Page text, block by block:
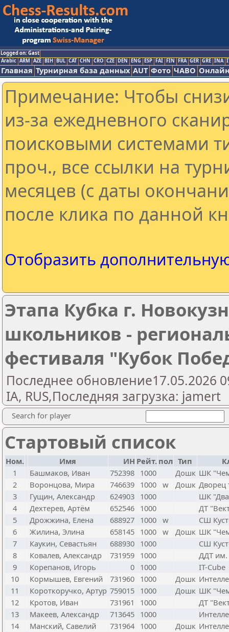
Logged on: Gast
Arabic ARM AZE BIH BUL CAT CHN CRO CZE DEN ENG ESP FAI FIN FRA GER GRE INA
Главная Турнирная база данных AUT Фото ЧАВО
Примечание: Чтобы
из-за ежедневного
поисковыми системами
проч., все ссылки на
месяцев (с даты
после клика по данной
Отобразить
Этапа Кубка г.
школьников -
фестиваля "Кубок
Последнее обновление17.05.2026
IA, RUS,Последняя загрузка: jamert
Search for player
Стартовый список
Ном. Имя ИН Рейт. пол Тип
1
Башмаков, Иван 752398 1000 Дошк ШК
2
Воронцова, Мира 746639 1000 w Дошк Дворец
3
Гущин, Александр 624903 1000
ШК
4
Дехтерев, Артём 652546 1000
ДТ
5
Дрожжина, Елена 688927 1000 w
СШ
6
Жилина, Элина 658145 1000 w Дошк ШК
7
Каукин, Севастьян 688930 1000
СШ
8
Ковалев, Александр 731959 1000
ДДТ им.
9
Корепанов, Игорь 0 1000
IT-Cube
10
Кормышев, Евгений 731960 1000 Дошк
11
Короткоручко, Артур 759015 1000 Дошк ШК
12
Кротов, Иван 731961 1000
ДТ
13
Макеев, Александр 713645 1000
14
Манский, Савелий 731964 1000 Дошк